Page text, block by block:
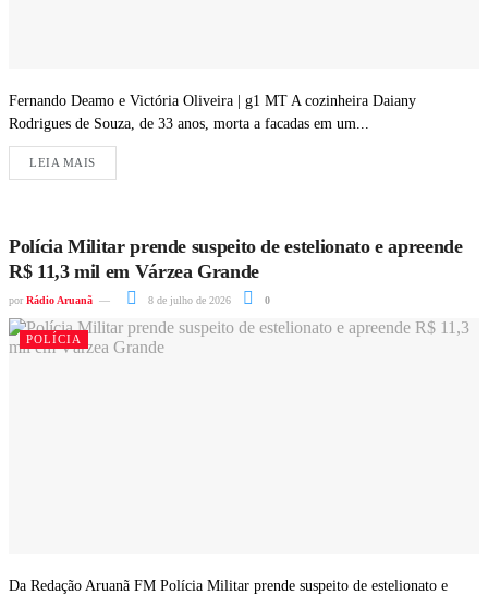
Fernando Deamo e Victória Oliveira | g1 MT A cozinheira Daiany
Rodrigues de Souza, de 33 anos, morta a facadas em um...
LEIA MAIS
Polícia Militar prende suspeito de estelionato e apreende
R$ 11,3 mil em Várzea Grande
por Rádio Aruanã 8 de julho de 2026 0
POLÍCIA
Da Redação Aruanã FM Polícia Militar prende suspeito de estelionato e